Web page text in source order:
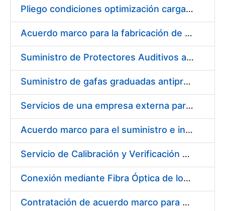
Pliego condiciones optimización cargas compras firmado
Acuerdo marco para la fabricación de piezas
Suministro de Protectores Auditivos a medida para las personas trabajadoras de los Centros de Trabajo de Madrid y Burgos
Suministro de gafas graduadas antiproyecciones para los trabajadores de la FNMT-RCM en los centros de trabajo de Madrid y Burgos
Servicios de una empresa externa para el asesoramiento y resolución de los recursos de alzada que se presentan relacionados con procesos de selección para la FNMT-RCM
Acuerdo marco para el suministro e instalación de persianas, estores y otros complementos
Servicio de Calibración y Verificación Externa de los Equipos de Medición del Servicio de Prevención de la FNMT-RCM
Conexión mediante Fibra Óptica de los Centros de Proceso de Datos (CPDs) de las sedes de la FNMT-RCM de Burgos y Madrid
Contratación de acuerdo marco para el Suministro de Material de Electricidad para la Fábrica Nacional de Moneda y Timbre-Real Casa de la Moneda en su centro de trabajo de Burgos